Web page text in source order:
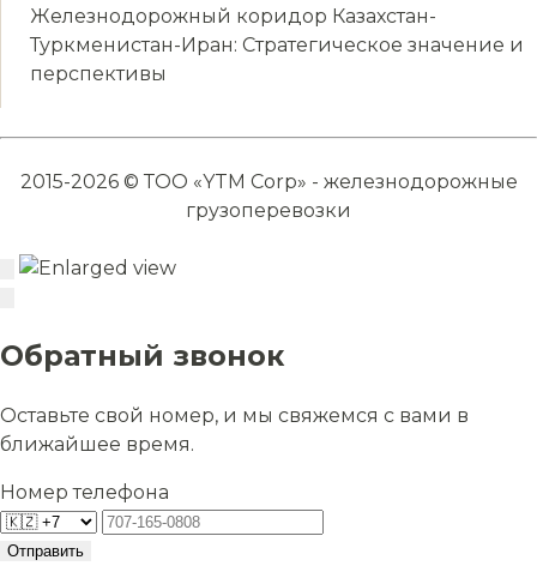
Железнодорожный коридор Казахстан-
Туркменистан-Иран: Стратегическое значение и
перспективы
2015-2026 © ТОО «YTM Corp» - железнодорожные
грузоперевозки
Обратный звонок
Оставьте свой номер, и мы свяжемся с вами в
ближайшее время.
Номер телефона
Отправить